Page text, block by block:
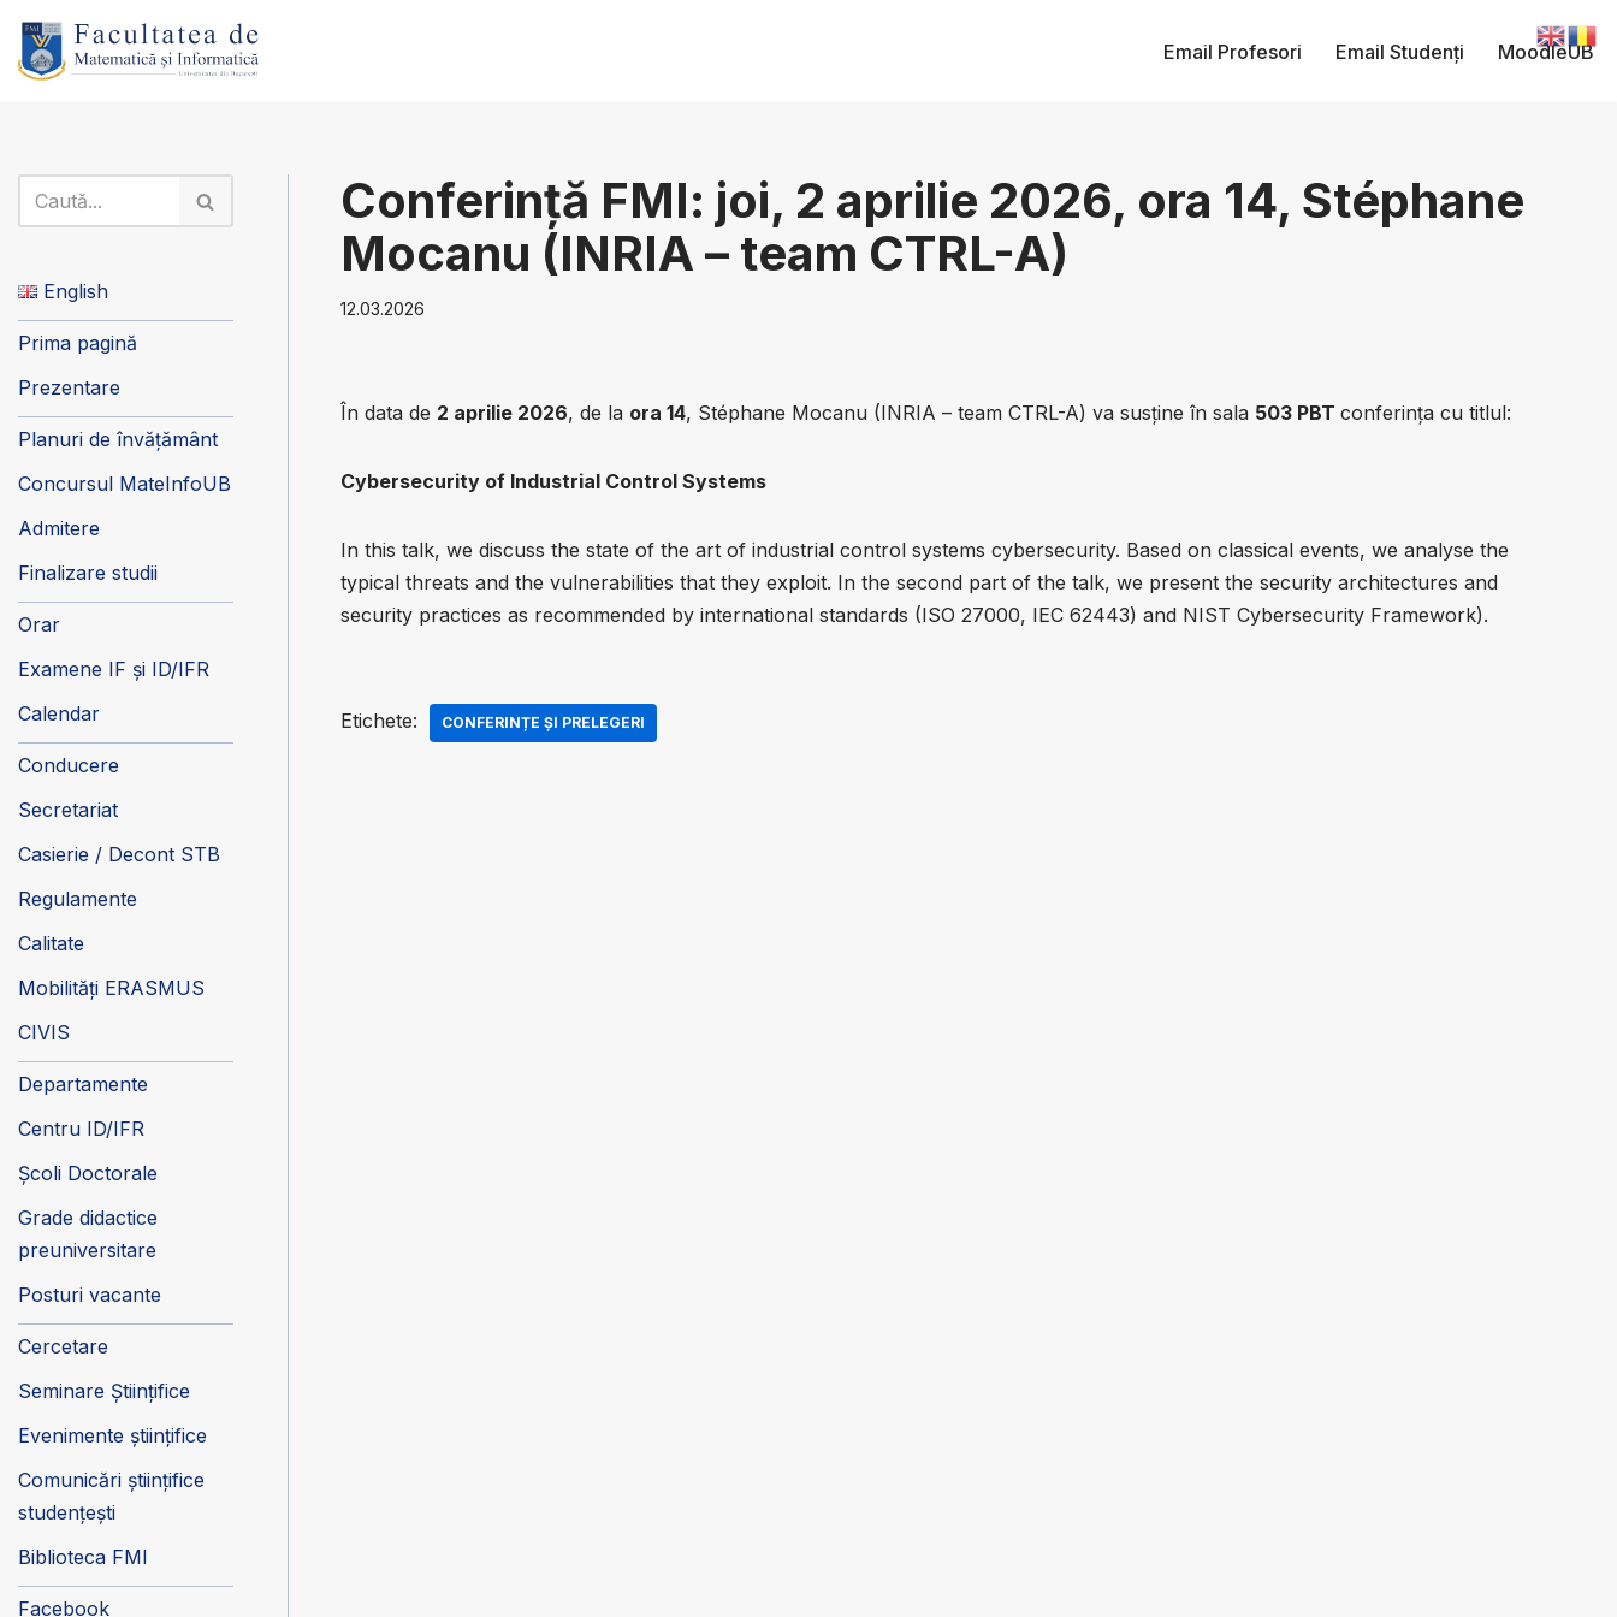
Sari
Email Profesori Email Studenți MoodleUB
English
Prima pagină
Prezentare
Planuri de învățământ
Concursul MateInfoUB
Admitere
Finalizare studii
Orar
Examene IF și ID/IFR
Calendar
Conducere
Secretariat
Casierie / Decont STB
Regulamente
Calitate
Mobilități ERASMUS
CIVIS
Departamente
Centru ID/IFR
Școli Doctorale
Grade didactice
preuniversitare
Posturi vacante
Cercetare
Seminare Științifice
Evenimente științifice
Comunicări științifice
studențești
Biblioteca FMI
Facebook
Conferinţă FMI: joi, 2 aprilie 2026, ora 14, Stéphane
Mocanu (INRIA – team CTRL-A)
12.03.2026
În data de 2 aprilie 2026, de la ora 14, Stéphane Mocanu (INRIA – team CTRL-A) va susține în sala 503 PBT conferința cu titlul:
Cybersecurity of Industrial Control Systems
In this talk, we discuss the state of the art of industrial control systems cybersecurity. Based on classical events, we analyse the
typical threats and the vulnerabilities that they exploit. In the second part of the talk, we present the security architectures and
security practices as recommended by international standards (ISO 27000, IEC 62443) and NIST Cybersecurity Framework).
Etichete: CONFERINȚE ȘI PRELEGERI